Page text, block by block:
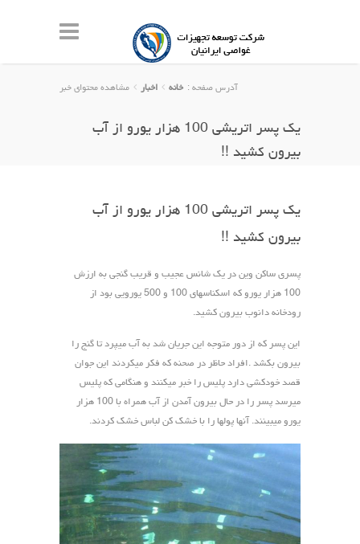
آدرس صفحه : خانه اخبار مشاهده محتوای خبر
یک پسر اتریشی 100 هزار یورو از آب
بیرون کشید !!
یک پسر اتریشی 100 هزار یورو از آب
بیرون کشید !!
پسری ساکن وین در یک شانس عجیب و قریب گنجی به ارزش
100 هزار یورو که اسکناسهای 100 و 500 یورویی بود از
رودخانه دانوب بیرون کشید.
این پسر که از دور متوجه این جریان شد به آب میپرد تا گنج را
بیرون بکشد .افراد حاظر در صحنه که فکر میکردند این جوان
قصد خودکشی دارد پلیس را خبر میکنند و هنگامی که پلیس
میرسد پسر را در حال بیرون آمدن از آب همراه با 100 هزار
یورو میبینند. آنها پولها را با خشک کن لباس خشک کردند.